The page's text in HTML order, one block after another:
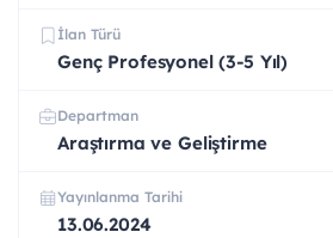
İlan Türü
Genç Profesyonel (3-5 Yıl)
Departman
Araştırma ve Geliştirme
Yayınlanma Tarihi
13.06.2024